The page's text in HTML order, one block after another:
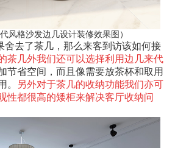
代风格沙发边几设计装修效果图）
舍去了茶几，那么来客到访该如何接
茶几外我们还可以选择利用边几来代
节省空间，而且像需要放茶杯和取用
。 另外对于茶几的收纳功能我们亦可
性都很高的矮柜来解决客厅收纳问